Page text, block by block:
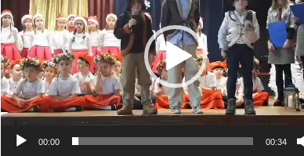
00:00 00:34